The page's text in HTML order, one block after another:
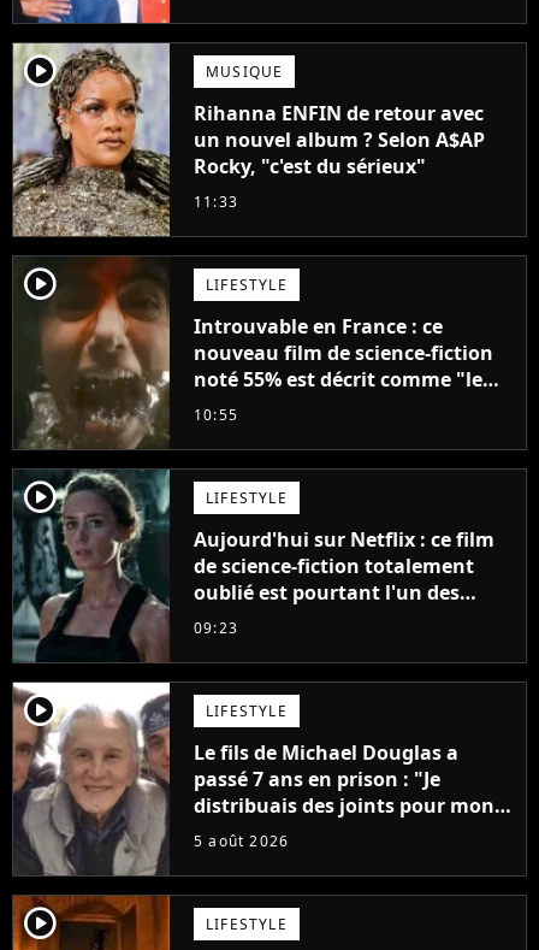
player2 MUSIQUE
Rihanna ENFIN de retour avec
un nouvel album ? Selon A$AP
Rocky, "c'est du sérieux"
11:33
player2 LIFESTYLE
Introuvable en France : ce
nouveau film de science-fiction
noté 55% est décrit comme "le
plus stupide de l'année"
10:55
player2 LIFESTYLE
Aujourd'hui sur Netflix : ce film
de science-fiction totalement
oublié est pourtant l'un des
meilleurs des années 2010
09:23
player2 LIFESTYLE
Le fils de Michael Douglas a
passé 7 ans en prison : "Je
distribuais des joints pour mon
père"
5 août 2026
player2 LIFESTYLE